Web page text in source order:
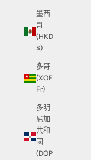
墨西
哥
(HKD
$)
多哥
(XOF
Fr)
多明
尼加
共和
國
(DOP